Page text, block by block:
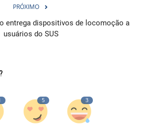
PRÓXIMO
entrega dispositivos de locomoção a
usuários do SUS
5 3